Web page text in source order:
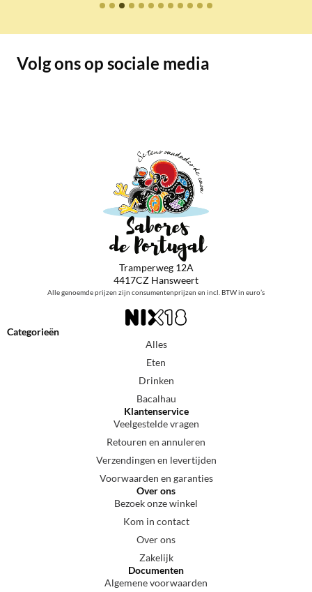
Volg ons op sociale media
Tramperweg 12A
4417CZ Hansweert
Alle genoemde prijzen zijn consumentenprijzen en incl. BTW in euro’s
Categorieën
Alles
Eten
Drinken
Bacalhau
Klantenservice
Veelgestelde vragen
Retouren en annuleren
Verzendingen en levertijden
Voorwaarden en garanties
Over ons
Bezoek onze winkel
Kom in contact
Over ons
Zakelijk
Documenten
Algemene voorwaarden